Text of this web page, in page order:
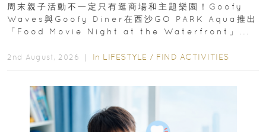
周末親子活動不一定只有逛商場和主題樂園！Goofy
Waves與Goofy Diner在西沙GO PARK Aqua推出
「Food Movie Night at the Waterfront」...
2nd August, 2026 ｜ In LIFESTYLE / FIND ACTIVITIES